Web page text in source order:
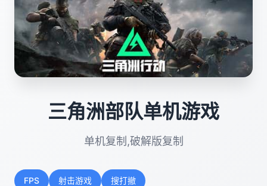
三角洲部队单机游戏
单机复制,破解版复制
FPS 射击游戏 搜打撤